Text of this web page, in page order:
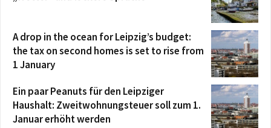
A drop in the ocean for Leipzig’s budget:
the tax on second homes is set to rise from
1 January
Ein paar Peanuts für den Leipziger
Haushalt: Zweitwohnungsteuer soll zum 1.
Januar erhöht werden